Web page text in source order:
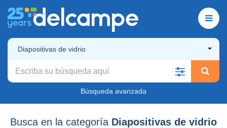
Diapositivas de vidrio
Búsqueda avanzada
Busca en la categoría Diapositivas de vidrio